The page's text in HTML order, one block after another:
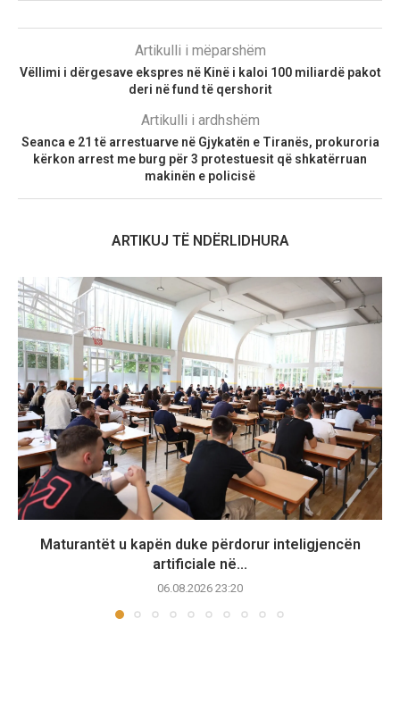
Artikulli i mëparshëm
Vëllimi i dërgesave ekspres në Kinë i kaloi 100 miliardë pakot
deri në fund të qershorit
Artikulli i ardhshëm
Seanca e 21 të arrestuarve në Gjykatën e Tiranës, prokuroria
kërkon arrest me burg për 3 protestuesit që shkatërruan
makinën e policisë
ARTIKUJ TË NDËRLIDHURA
Maturantët u kapën duke përdorur inteligjencën
artificiale në...
06.08.2026 23:20